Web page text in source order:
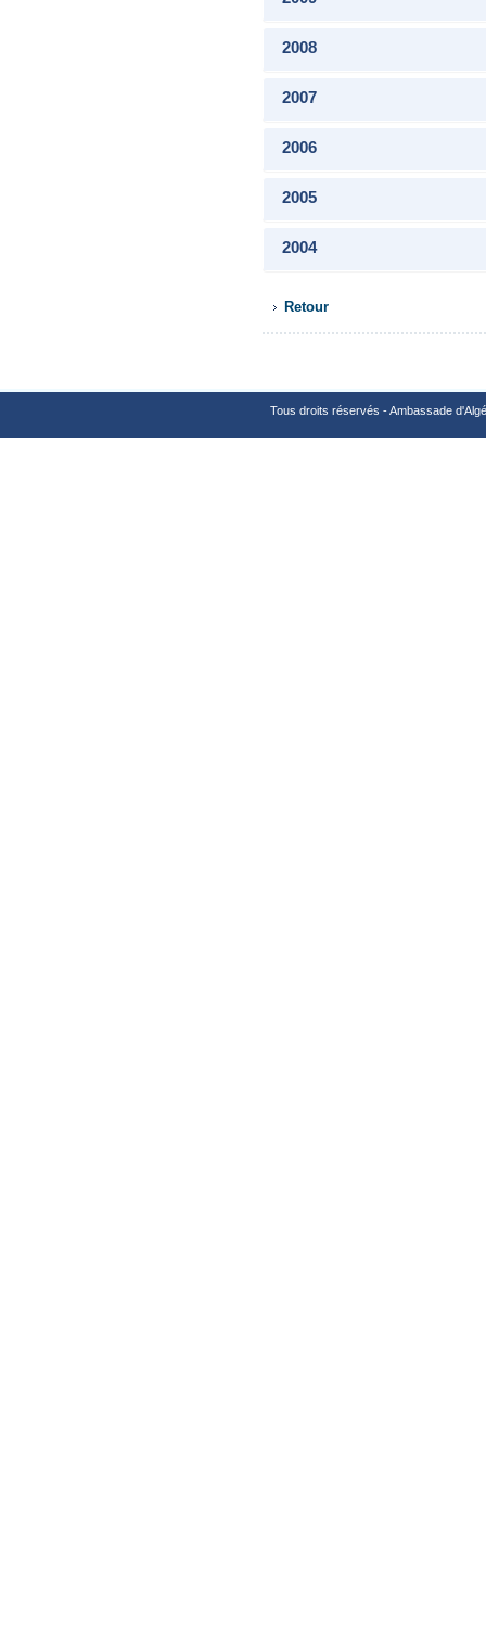
2008
2007
2006
2005
2004
Retour
Tous droits réservés - Ambassade